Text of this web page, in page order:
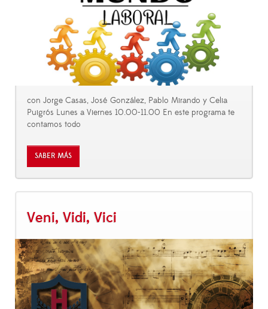
con Jorge Casas, José González, Pablo Mirando y Celia
Puigrós Lunes a Viernes 10.00-11.00 En este programa te
contamos todo
SABER MÁS
Veni, Vidi, Vici